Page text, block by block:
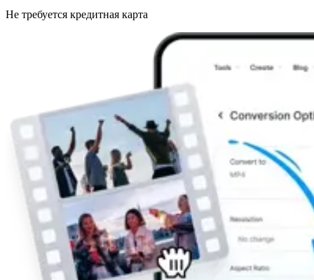
Не требуется кредитная карта